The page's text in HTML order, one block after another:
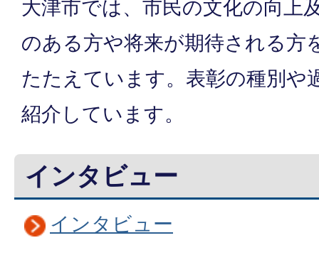
大津市では、市民の文化の向上
のある方や将来が期待される方
たたえています。表彰の種別や
紹介しています。
インタビュー
インタビュー